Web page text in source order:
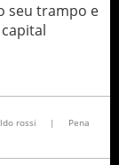
seu trampo e
rossi |
Pena